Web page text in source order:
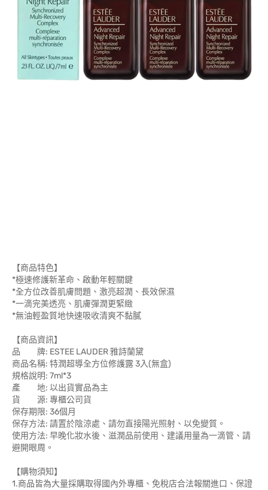
【商品特色】
*極速修護新革命、啟動年輕關鍵
*全方位改善肌膚問題、激亮超潤、長效保濕
*一滴完美透亮、肌膚彈潤更緊緻
*無油輕盈質地快速吸收清爽不黏膩
【商品資訊】
品 牌: ESTEE LAUDER 雅詩蘭黛
商品名稱: 特潤超導全方位修護露 3入(無盒)
規格說明: 7ml*3
產 地: 以出貨實品為主
貨 源: 專櫃公司貨
保存期限: 36個月
保存方法: 請置於陰涼處、請勿直接陽光照射、以免變質。
使用方法: 早晚化妝水後、滋潤品前使用、建議用量為一滴管、請
避開眼周。
【購物須知】
1.商品皆為大量採購取得國內外專櫃、免稅店合法報關進口、保證